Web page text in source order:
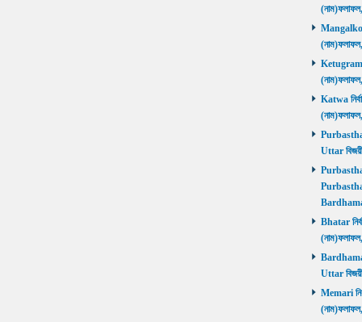
Mangalkot
Ketugram
Katwa
Uttar
Bhatar
Uttar
Memari